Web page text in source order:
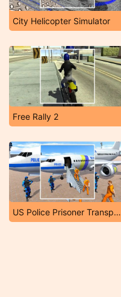
City Helicopter Simulator
Free Rally 2
US Police Prisoner Transport